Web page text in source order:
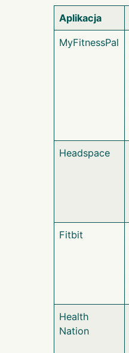
Aplikacja
MyFitnessPal
Headspace
Fitbit
Health
Nation